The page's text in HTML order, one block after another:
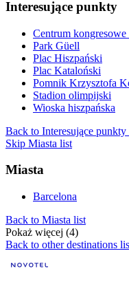
Interesujące punkty
Centrum
Park Güell
Plac Hiszpański
Plac Kataloński
Pomnik Krzysztofa
Stadion olimpijski
Wioska hiszpańska
Back to Interesujące punkty
Skip Miasta list
Miasta
Barcelona
Back to Miasta list
Pokaż więcej (4)
Back to other destinations